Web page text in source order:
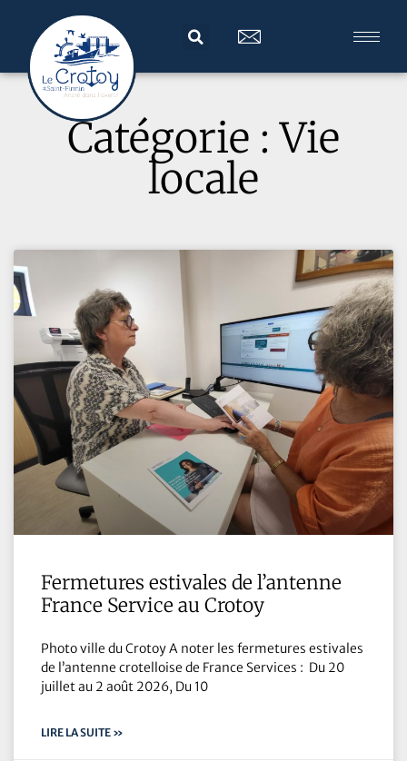
Catégorie : Vie
locale
Fermetures estivales de l’antenne
France Service au Crotoy
Photo ville du Crotoy A noter les fermetures estivales
de l’antenne crotelloise de France Services : Du 20
juillet au 2 août 2026, Du 10
LIRE LA SUITE »